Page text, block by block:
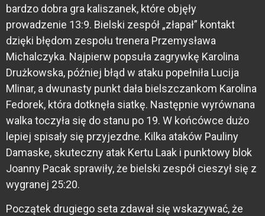
bardzo dobra gra kaliszanek, które objęły
prowadzenie 13:9. Bielski zespół „złapał” kontakt
dzięki błędom zespołu trenera Przemysława
Michalczyka. Najpierw popsuła zagrywkę Karolina
Drużkowska, później błąd w ataku popełniła Lucija
Mlinar, a dwunasty punkt dała bielszczankom Karolina
Fedorek, która dotknęła siatkę. Następnie wyrównana
walka toczyła się do stanu po 19. W końcówce dużo
lepiej spisały się przyjezdne. Kilka ataków Pauliny
Damaske, skuteczny atak Kertu Laak i punktowy blok
Joanny Pacak sprawiły, że bielski zespół cieszył się z
wygranej 25:20.
Początek drugiego seta zdawał się wskazywać, że